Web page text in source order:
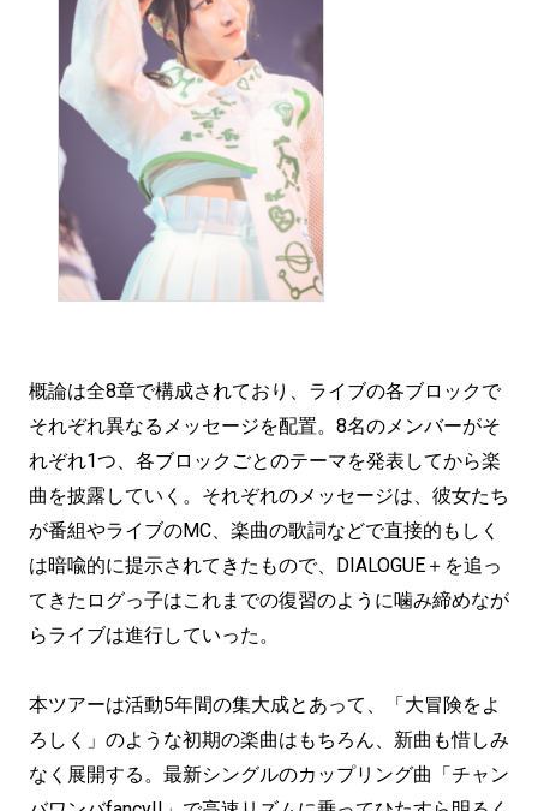
概論は全8章で構成されており、ライブの各ブロックで
それぞれ異なるメッセージを配置。8名のメンバーがそ
れぞれ1つ、各ブロックごとのテーマを発表してから楽
曲を披露していく。それぞれのメッセージは、彼女たち
が番組やライブのMC、楽曲の歌詞などで直接的もしく
は暗喩的に提示されてきたもので、DIALOGUE＋を追っ
てきたログっ子はこれまでの復習のように噛み締めなが
らライブは進行していった。
本ツアーは活動5年間の集大成とあって、「大冒険をよ
ろしく」のような初期の楽曲はもちろん、新曲も惜しみ
なく展開する。最新シングルのカップリング曲「チャン